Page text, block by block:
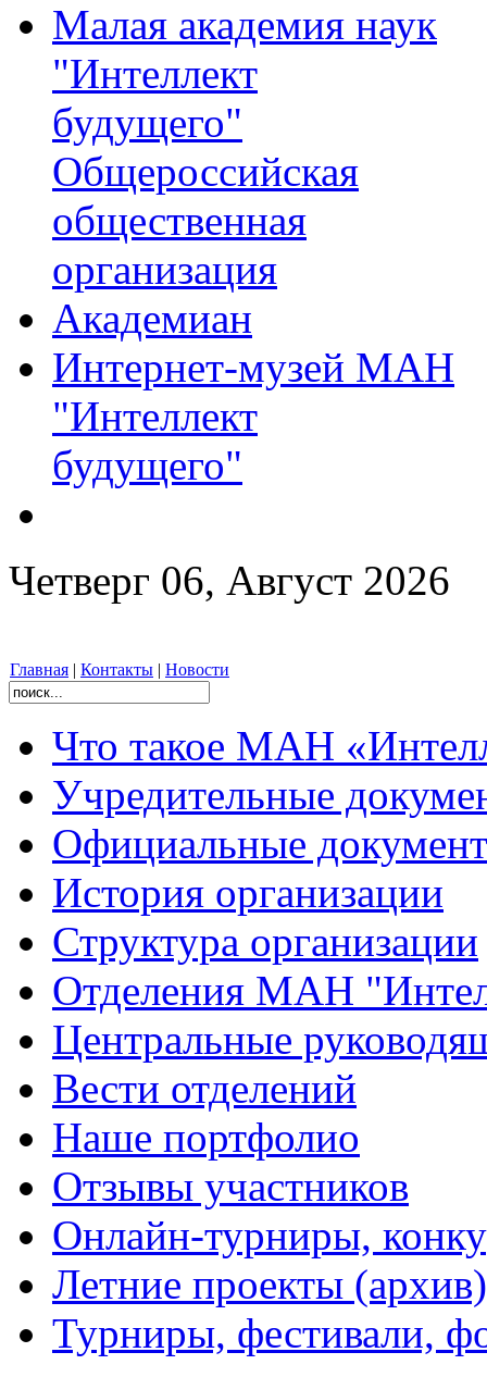
Малая академия наук
"Интеллект
будущего"
Общероссийская
общественная
организация
Академиан
Интернет-музей МАН
"Интеллект
будущего"
Четверг 06, Август 2026
Главная | Контакты | Новости
Что такое МАН
Учредительные
Официальные
История организации
Структура организации
Отделения МАН
Центральные
Вести отделений
Наше портфолио
Отзывы участников
Онлайн-турниры,
Летние проекты (архив)
Турниры, фестивали,